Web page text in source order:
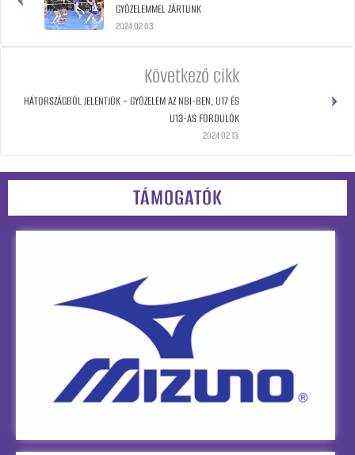
2024.02.03.
GYŐZELEMMEL ZÁRTUNK
Következő cikk
2024.02.13.
HÁTORSZÁGBÓL JELENTJÜK – GYŐZELEM AZ NBI-BEN, U17 ÉS
U13-AS FORDULÓK
TÁMOGATÓK